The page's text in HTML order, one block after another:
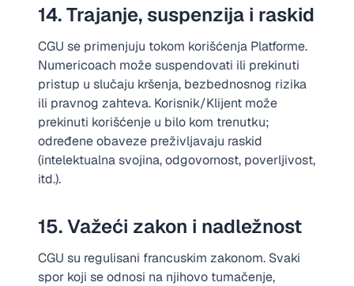
14. Trajanje, suspenzija i raskid
CGU se primenjuju tokom korišćenja Platforme.
Numericoach može suspendovati ili prekinuti
pristup u slučaju kršenja, bezbednosnog rizika
ili pravnog zahteva. Korisnik/Klijent može
prekinuti korišćenje u bilo kom trenutku;
određene obaveze preživljavaju raskid
(intelektualna svojina, odgovornost, poverljivost,
itd.).
15. Važeći zakon i nadležnost
CGU su regulisani francuskim zakonom. Svaki
spor koji se odnosi na njihovo tumačenje,